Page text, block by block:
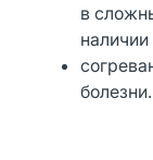
в
болезни.